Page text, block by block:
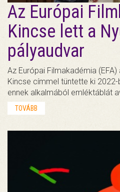
Az Európai
Kincse lett a
pályaudvar
Az Európai Filmakadémia
Kincse címmel tüntette ki
ennek alkalmából emléktáblát
TOVÁBB